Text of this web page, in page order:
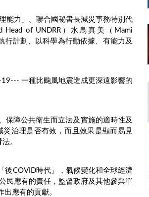
能力」。聯合國秘書長減災事務特別代
Head of UNDRR）水鳥真美（Mami
計劃、以科學為行動依據、有能力及
一種比颱風地震造成更深遠影響的
保障公共衛生而立法及實施的適時性及
治理是否有效，而且效果是顯而易見
。
後COVID時代」，氣候變化和全球經濟
民應有的責任，監督政府及其他參與單
應有的貢獻。